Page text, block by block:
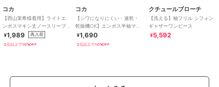
コカ
【西山茉希様着用】ライトエ
ンボスマキシ丈ノースリーブ
ワンピース 全4色 / シワになり
にくい・速乾
¥1,989 再入荷
2点以上で10%OFF
コカ
【シワになりにくい・速乾・
乾燥機OK】エンボス半袖マキ
シワンピース 全4色
¥1,690
2点以上で10%OFF
クチュールブローチ
【洗える】袖フリル シフォン
ギャザーワンピース
¥5,592